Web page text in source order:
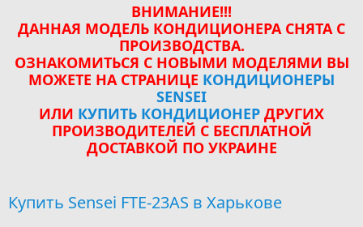
ВНИМАНИЕ!!!
ДАННАЯ МОДЕЛЬ КОНДИЦИОНЕРА СНЯТА С
ПРОИЗВОДСТВА.
ОЗНАКОМИТЬСЯ С НОВЫМИ МОДЕЛЯМИ ВЫ
МОЖЕТЕ НА СТРАНИЦЕ КОНДИЦИОНЕРЫ
SENSEI
ИЛИ КУПИТЬ КОНДИЦИОНЕР ДРУГИХ
ПРОИЗВОДИТЕЛЕЙ С БЕСПЛАТНОЙ
ДОСТАВКОЙ ПО УКРАИНЕ
Купить Sensei FTE-23AS в Харькове